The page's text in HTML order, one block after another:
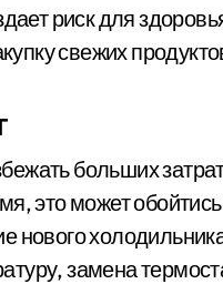
риск для
свежих
больших
это может
нового
замена